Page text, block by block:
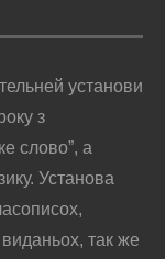
установи
з
слово”, а
Установа
так же